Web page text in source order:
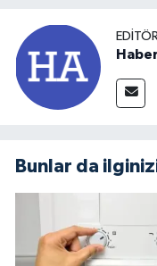
Bunlar da